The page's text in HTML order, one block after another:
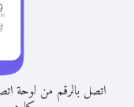
اتصل بالرقم من لوحة